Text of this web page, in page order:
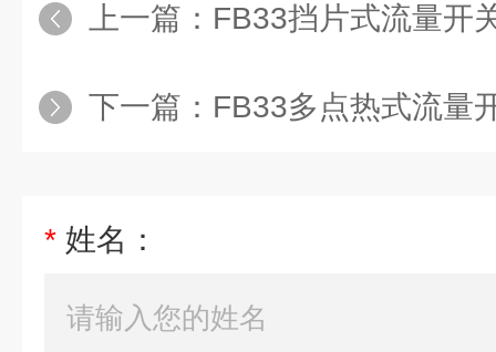
上一篇： FB33挡片式流量开
下一篇： FB33多点热式流量
* 姓名：